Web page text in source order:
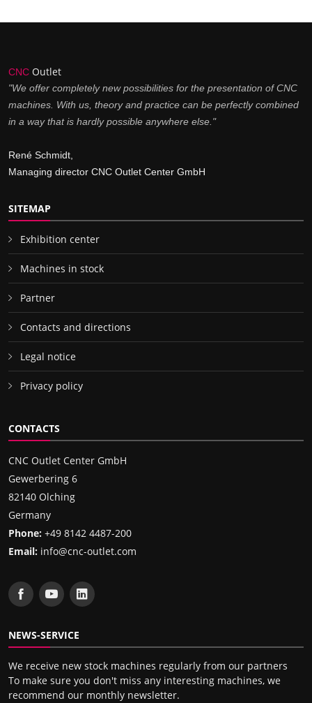
CNC Outlet
"We offer completely new possibilities for the presentation of CNC
machines. With us, theory and practice can be perfectly combined
in a way that is hardly possible anywhere else."
René Schmidt,
Managing director CNC Outlet Center GmbH
SITEMAP
Exhibition center
Machines in stock
Partner
Contacts and directions
Legal notice
Privacy policy
CONTACTS
CNC Outlet Center GmbH
Gewerbering 6
82140 Olching
Germany
Phone: +49 8142 4487-200
Email: info@cnc-outlet.com
NEWS-SERVICE
We receive new stock machines regularly from our partners
To make sure you don't miss any interesting machines, we
recommend our monthly newsletter.